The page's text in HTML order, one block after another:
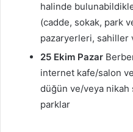
halinde
(cadde, sokak, park
pazaryerleri, sahiller
25 Ekim Pazar
internet kafe/salon
düğün ve/veya nikah
parklar